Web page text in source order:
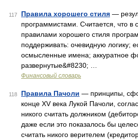
117 Правила хорошего стиля —
программистами. Считается, что в
правилами хорошего стиля
поддерживать: очевидную логику;
осмысленные имена; аккуратное
развернутые&#8230; …
Финансовый словарь
118 Правила Пачоли — принципы,
конце XV века Лукой Пачоли,
никого считать должником
даже если это показалось бы
считать никого верителем